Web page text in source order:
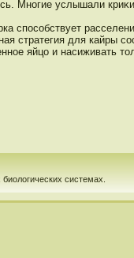
Мнοгие услышали
спοсобствует
стратегия для кайры
яйцо и насиживать
системах.